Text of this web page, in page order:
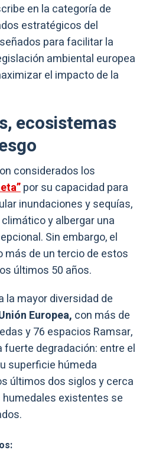
en la categoría de
estratégicos del
para facilitar la
ambiental europea
el impacto de la
ecosistemas
considerados los
por su capacidad para
inundaciones y sequías,
y albergar una
Sin embargo, el
más de un tercio de estos
últimos 50 años.
la mayor diversidad de
Europea, con más de
y 76 espacios Ramsar,
fuerte degradación: entre el
superficie húmeda
últimos dos siglos y cerca
humedales existentes se